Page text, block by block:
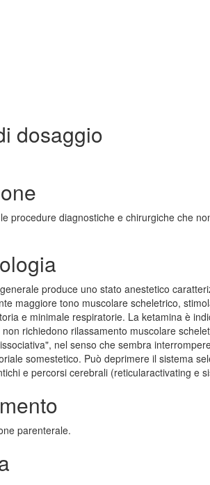
dosaggio
procedure diagnostiche e chirurgiche che
produce uno stato anestetico
maggiore tono muscolare scheletrico,
e minimale respiratorie. La ketamina è
richiedono rilassamento muscolare
nel senso che sembra
somestetico. Può deprimere il sistema
e percorsi cerebrali (reticularactivating e
parenterale.